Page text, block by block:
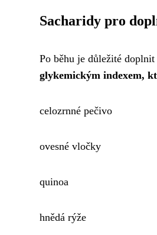
Sacharidy pro
Po běhu je důležité
glykemickým indexem,
celozrnné pečivo
ovesné vločky
quinoa
hnědá rýže